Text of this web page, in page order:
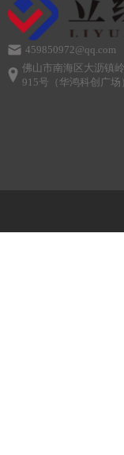
459850972@qq.com
佛山市南海区大沥镇
915号（华鸿科创广场